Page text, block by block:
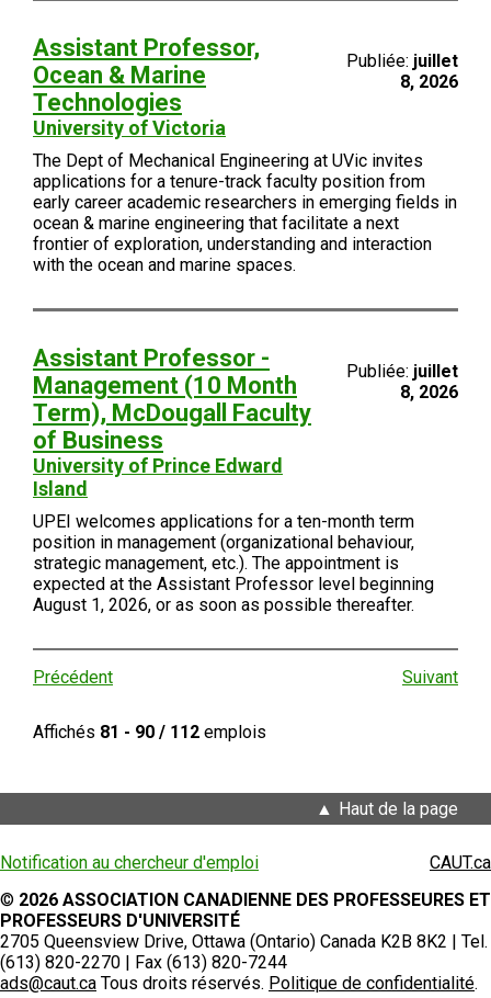
Assistant Professor,
Ocean & Marine
Technologies
University of Victoria
Publiée: juillet
8, 2026
The Dept of Mechanical Engineering at UVic invites
applications for a tenure-track faculty position from
early career academic researchers in emerging fields in
ocean & marine engineering that facilitate a next
frontier of exploration, understanding and interaction
with the ocean and marine spaces.
Assistant Professor -
Management (10 Month
Term), McDougall Faculty
of Business
University of Prince Edward
Island
Publiée: juillet
8, 2026
UPEI welcomes applications for a ten-month term
position in management (organizational behaviour,
strategic management, etc.). The appointment is
expected at the Assistant Professor level beginning
August 1, 2026, or as soon as possible thereafter.
Précédent Suivant
Affichés 81 - 90 / 112 emplois
Haut de la page
Notification au chercheur d'emploi
CAUT.ca
© 2026 ASSOCIATION CANADIENNE DES PROFESSEURES ET
PROFESSEURS D'UNIVERSITÉ
2705 Queensview Drive, Ottawa (Ontario) Canada K2B 8K2 | Tel.
(613) 820-2270 | Fax (613) 820-7244
ads@caut.ca Tous droits réservés. Politique de confidentialité.